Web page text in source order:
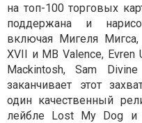
на топ-100 торговых
поддержана и
включая Мигеля
XVII и MB Valence, Evren
Mackintosh, Sam
заканчивает этот
один качественный
лейбле Lost My Dog и